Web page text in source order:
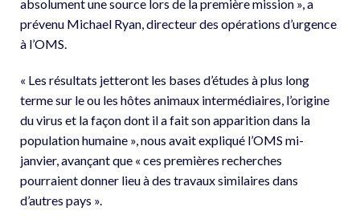
absolument une source lors de la première mission », a
prévenu Michael Ryan, directeur des opérations d’urgence
à l’OMS.
« Les résultats jetteront les bases d’études à plus long
terme sur le ou les hôtes animaux intermédiaires, l’origine
du virus et la façon dont il a fait son apparition dans la
population humaine », nous avait expliqué l’OMS mi-
janvier, avançant que « ces premières recherches
pourraient donner lieu à des travaux similaires dans
d’autres pays ».